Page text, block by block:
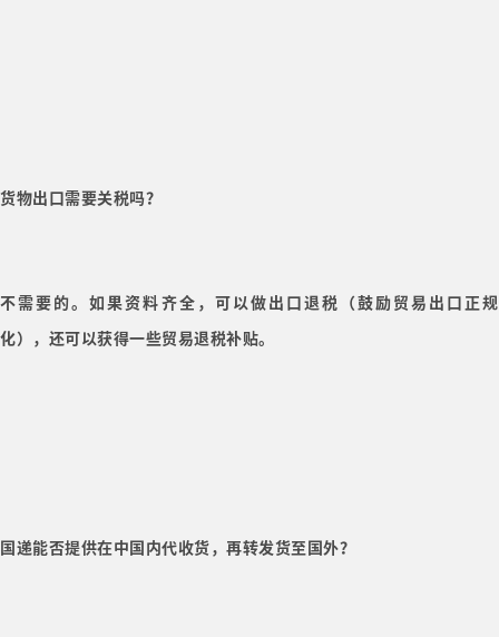
货物出口需要关税吗？
不需要的。如果资料齐全，可以做出口退税（鼓励贸易出口正规
化），还可以获得一些贸易退税补贴。
国递能否提供在中国内代收货，再转发货至国外？